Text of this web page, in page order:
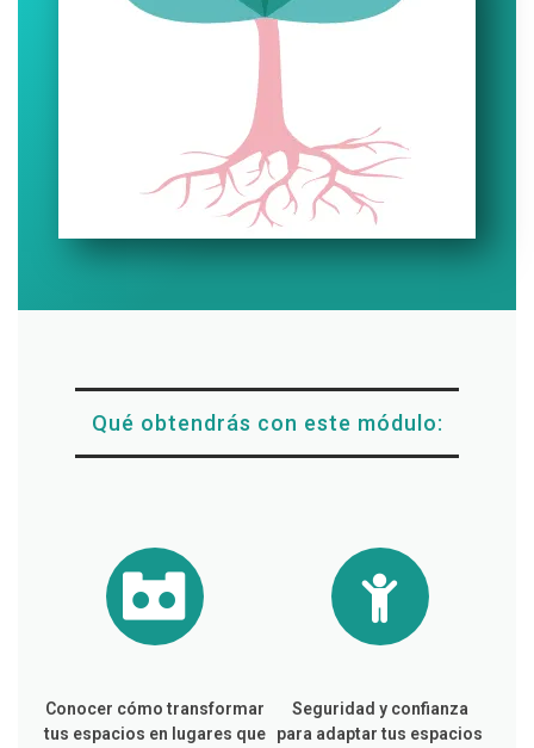
Qué obtendrás con este módulo:
Conocer cómo transformar
tus espacios en lugares que
Seguridad y confianza
para adaptar tus espacios